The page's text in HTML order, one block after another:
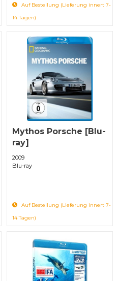
Auf Bestellung (Lieferung innert 7-
14 Tagen)
Mythos Porsche [Blu-
ray]
2009
Blu-ray
Auf Bestellung (Lieferung innert 7-
14 Tagen)